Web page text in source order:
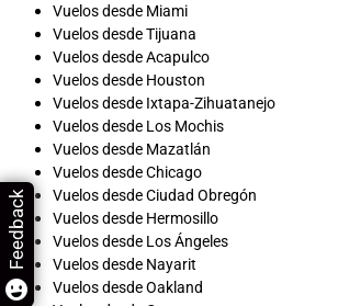
Vuelos desde Miami
Vuelos desde Tijuana
Vuelos desde Acapulco
Vuelos desde Houston
Vuelos desde Ixtapa-Zihuatanejo
Vuelos desde Los Mochis
Vuelos desde Mazatlán
Vuelos desde Chicago
Vuelos desde Ciudad Obregón
Vuelos desde Hermosillo
Vuelos desde Los Ángeles
Vuelos desde Nayarit
Vuelos desde Oakland
Feedback